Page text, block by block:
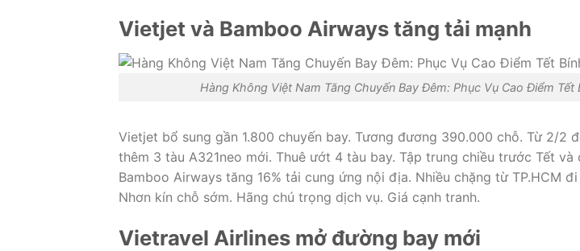
Vietjet và Bamboo Airways tăng tải mạnh
Hàng Không Việt Nam Tăng Chuyến Bay Đêm: Phục Vụ Cao Điểm
Vietjet bổ sung gần 1.800 chuyến bay. Tương đương 390.000 chỗ. Từ 2/2
thêm 3 tàu A321neo mới. Thuê ướt 4 tàu bay. Tập trung chiều trước Tết và
Bamboo Airways tăng 16% tải cung ứng nội địa. Nhiều chặng từ TP.HCM đi
Nhơn kín chỗ sớm. Hãng chú trọng dịch vụ. Giá cạnh tranh.
Vietravel Airlines mở đường bay mới